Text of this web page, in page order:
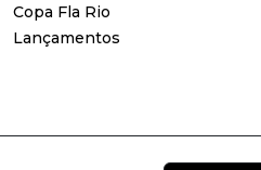
Copa Fla Rio
Lançamentos